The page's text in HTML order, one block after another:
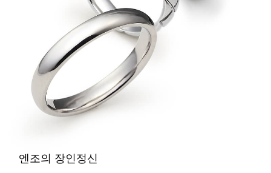
엔조의 장인정신